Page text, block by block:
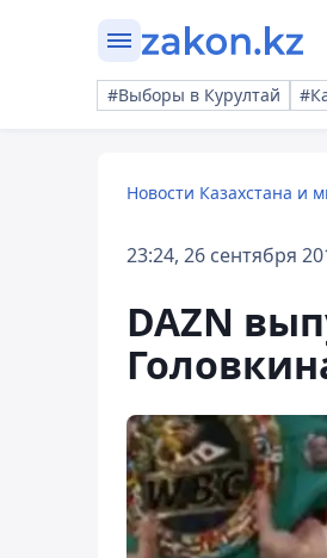
#Выборы в Курултай
Новости Казахстана и
23:24, 26 сентября
DAZN